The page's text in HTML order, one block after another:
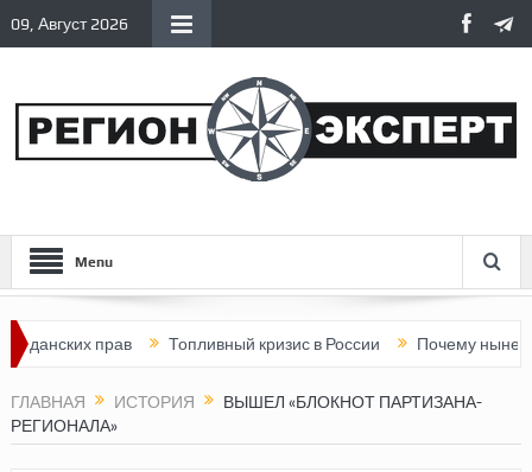
09, Август 2026
Menu
прав Топливный кризис в России Почему нынешняя
ГЛАВНАЯ ИСТОРИЯ
ВЫШЕЛ «БЛОКНОТ ПАРТИЗАНА-
РЕГИОНАЛА»